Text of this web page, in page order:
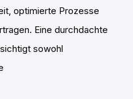
optimierte Prozesse
Eine durchdachte
sowohl